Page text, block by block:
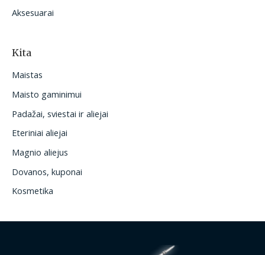
Aksesuarai
Kita
Maistas
Maisto gaminimui
Padažai, sviestai ir aliejai
Eteriniai aliejai
Magnio aliejus
Dovanos, kuponai
Kosmetika